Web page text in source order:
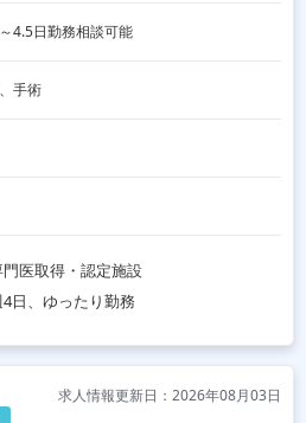
4.5日勤務相談可能
手術
門医取得・認定施設
4日、ゆったり勤務
求人情報更新日：2026年08月03日